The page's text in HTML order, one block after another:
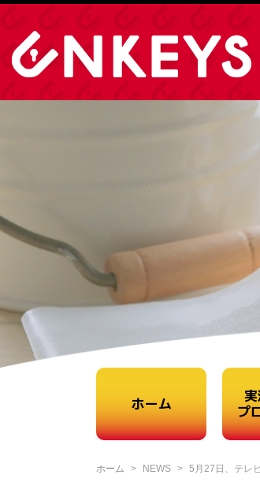
ホーム
プ
ホーム NEWS 5月27日、テレ